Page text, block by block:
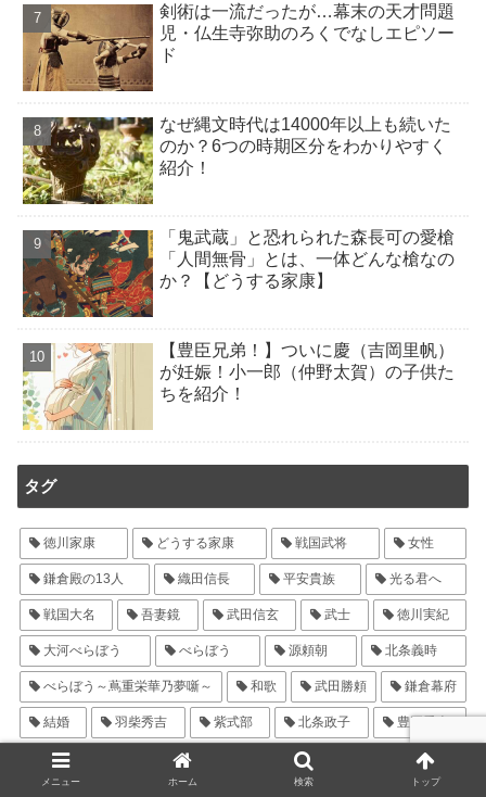
剣術は一流だったが…幕末の天才問題
児・仏生寺弥助のろくでなしエピソー
ド
なぜ縄文時代は14000年以上も続いた
のか？6つの時期区分をわかりやすく
紹介！
「鬼武蔵」と恐れられた森長可の愛槍
「人間無骨」とは、一体どんな槍なの
か？【どうする家康】
【豊臣兄弟！】ついに慶（吉岡里帆）
が妊娠！小一郎（仲野太賀）の子供た
ちを紹介！
タグ
徳川家康 どうする家康 戦国武将 女性
鎌倉殿の13人 織田信長 平安貴族 光る君へ
戦国大名 吾妻鏡 武田信玄 武士 徳川実紀
大河べらぼう べらぼう 源頼朝 北条義時
べらぼう～蔦重栄華乃夢噺～ 和歌 武田勝頼 鎌倉幕府
結婚 羽柴秀吉 紫式部 北条政子 豊臣秀吉
鎌倉武士 酒井忠次 まひろ
メニュー ホーム 検索 トップ